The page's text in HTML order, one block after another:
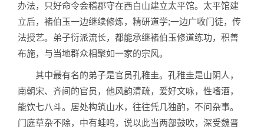
办法，只好命令会稽郡守在西白山建立太平馆。太平馆建
立后，褚伯玉一边继续修炼，精研道学;一边广收门徒，传
法授艺。弟子衍派流长，都能承继褚伯玉修道练功，积善
布施，与当地群众相聚如一家的宗风。
其中最有名的弟子是官员孔稚圭。孔稚圭是山阴人，
南朝宋、齐间的官员，他风韵清疏，爱好文咏，性嗜酒，
能饮七八斗。居处构筑山水，往往凭几独酌，不问杂事。
门庭草杂不除，中有蛙鸣，说以此当两部鼓吹，深受魏晋